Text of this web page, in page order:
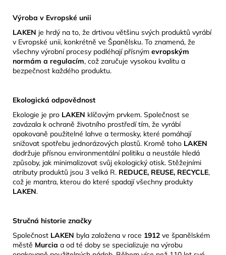
Výroba v Evropské unii
LAKEN je hrdý na to, že drtivou většinu svých produktů vyrábí
v Evropské unii, konkrétně ve Španělsku. To znamená, že
všechny výrobní procesy podléhají přísným evropským
normám a regulacím, což zaručuje vysokou kvalitu a
bezpečnost každého produktu.
Ekologická odpovědnost
Ekologie je pro LAKEN klíčovým prvkem. Společnost se
zavázala k ochraně životního prostředí tím, že vyrábí
opakovaně použitelné lahve a termosky, které pomáhají
snižovat spotřebu jednorázových plastů. Kromě toho LAKEN
dodržuje přísnou environmentální politiku a neustále hledá
způsoby, jak minimalizovat svůj ekologický otisk. ​Stěžejními
atributy produktů jsou 3 velká R. REDUCE, REUSE, RECYCLE,
což je mantra, kterou do které spadají všechny produkty
LAKEN.
Stručná historie značky
Společnost LAKEN byla založena v roce 1912 ve španělském
městě Murcia a od té doby se specializuje na výrobu